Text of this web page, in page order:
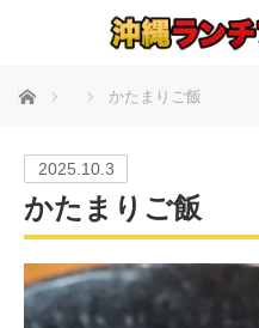
ホーム かたまりご飯
2025.10.3
かたまりご飯